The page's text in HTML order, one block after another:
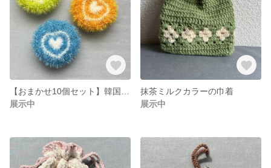
展示中
抹茶ミルクカラーの巾着
展示中